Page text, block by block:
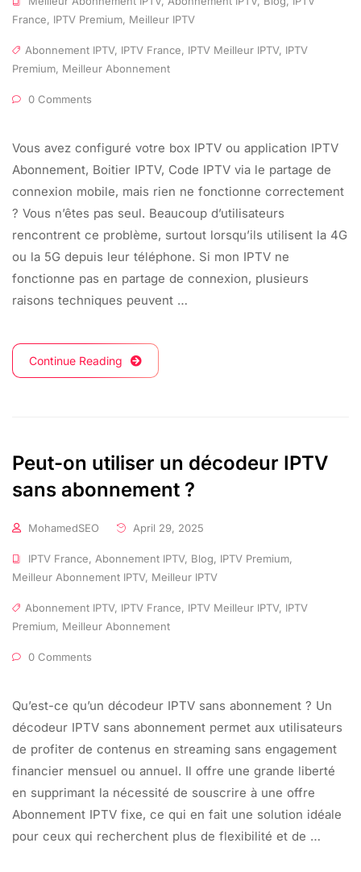
France, IPTV Premium, Meilleur IPTV
Abonnement IPTV, IPTV France, IPTV Meilleur IPTV, IPTV
Premium, Meilleur Abonnement
0 Comments
Vous avez configuré votre box IPTV ou application IPTV
Abonnement, Boitier IPTV, Code IPTV via le partage de
connexion mobile, mais rien ne fonctionne correctement
? Vous n’êtes pas seul. Beaucoup d’utilisateurs
rencontrent ce problème, surtout lorsqu’ils utilisent la 4G
ou la 5G depuis leur téléphone. Si mon IPTV ne
fonctionne pas en partage de connexion, plusieurs
raisons techniques peuvent …
Continue Reading
Peut-on utiliser un décodeur IPTV
sans abonnement ?
MohamedSEO April 29, 2025
IPTV France, Abonnement IPTV, Blog, IPTV Premium,
Meilleur Abonnement IPTV, Meilleur IPTV
Abonnement IPTV, IPTV France, IPTV Meilleur IPTV, IPTV
Premium, Meilleur Abonnement
0 Comments
Qu’est-ce qu’un décodeur IPTV sans abonnement ? Un
décodeur IPTV sans abonnement permet aux utilisateurs
de profiter de contenus en streaming sans engagement
financier mensuel ou annuel. Il offre une grande liberté
en supprimant la nécessité de souscrire à une offre
Abonnement IPTV fixe, ce qui en fait une solution idéale
pour ceux qui recherchent plus de flexibilité et de …